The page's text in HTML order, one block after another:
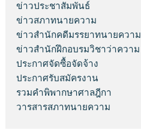
ข่าวประชาสัมพันธ์
ข่าวสภาทนายความ
ข่าวสำนักคดีมรรยาทนายความ
ข่าวสำนักฝึกอบรมวิชาว่าความ
ประกาศจัดซื้อจัดจ้าง
ประกาศรับสมัครงาน
รวมคำพิพากษาศาลฎีกา
วารสารสภาทนายความ